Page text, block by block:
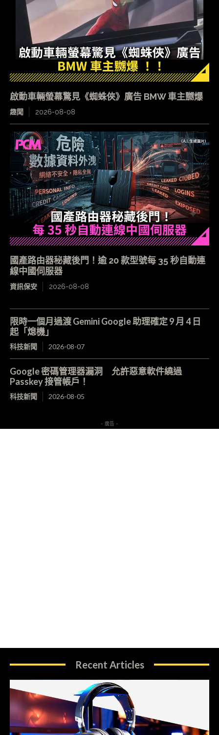
啟動車輛螢幕驚見《蜘蛛俠》廣告 BMW 車主嬲爆
趣聞 2026-08-08
國產路由器秘藏後門！逾 20 款型號每 35 秒自動連
線中國伺服器
資訊保安 2026-08-08
限時一個月過渡 Gemini Google 助理確定 9 月 4 日
起「熄機」
科技新聞 2026-08-07
Google 密碼管理器漏洞 允許惡意軟件繞過
Passkey 接管帳戶！
科技新聞 2026-08-05
- 廣告 -
Recent Articles